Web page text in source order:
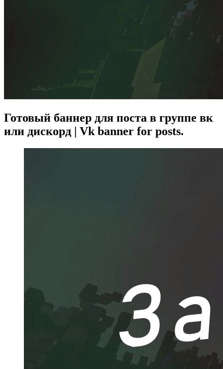
Готовый баннер для поста в группе вк
или дискорд | Vk banner for posts.